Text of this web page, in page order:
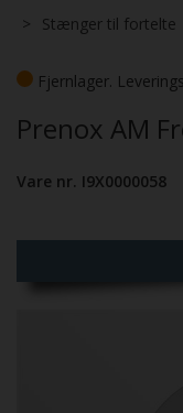
Stænger til fortelte
Fjernlager.
Prenox AM
Vare nr. I9X0000058